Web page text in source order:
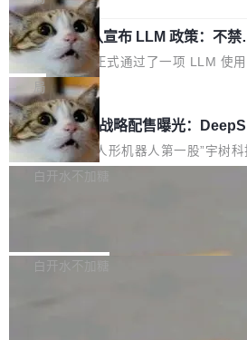
问，围绕开源鸿蒙技术能力、设备适配、
配、功耗与稳定性调优、兼容性测评及统
等内容展开系统讲解和实战交流，帮助企
步了解开源鸿蒙在智能...
起事故，其中四起与 AI/Copilot 服务相关
Hub 员工 kdaigle 在 HN 讨论中贴出了一
据：2025 年全年 10 亿次 commit。现在
2.75 亿次，全年预计 140 亿次。
象：Recursive Language Model（RLM
ontinual Harness。在 ARC-AGI 3 基准
上，Prime Agent + Opus 5 的组合达到
5% RHAE Best@1，超过了 ARC 报告的
家基线 95.4%。 不是又一个 coding
器 Prime Agent 的架构和市面上大多数
agent 有本质区别。大多数 agent
计是基于早期模型的能力—...
Rust 项目团队宣布 LLM 政策：不禁
止，但你要承认哪些代码不是你写的
Rust 语言项目正式通过了一项 LLM 使用
覆盖 rust-lang/rust 单一仓库的代码贡献
是项目级别的官方立场，目前由五个团队
但它可能是主流开源项目中关于 AI 辅助
细致的一份规则。 政策的核心只有一句
可以用来分析、提炼、审阅、建议，但不
不得生成涉及安全性的关键变更，除非作
局
宇树科技 IPO 战略配售曝光：
ek 获配 93.3 万股，锁定 36 个月
8月6日晚间，“人形机器人第一股”宇树科
有限公司披露IPO发行价格及战略配售结
36个月。 公告显示，本次宇树科技战略
白开水不加糖
Bug fixes and enhancements 修复多次
白开水不加糖